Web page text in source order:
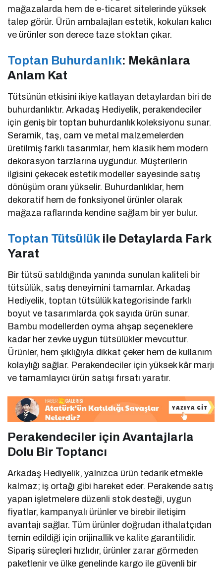
mağazalarda hem de e-ticaret sitelerinde yüksek
talep görür. Ürün ambalajları estetik, kokuları kalıcı
ve ürünler son derece taze stoktan çıkar.
Toptan Buhurdanlık: Mekânlara
Anlam Kat
Tütsünün etkisini ikiye katlayan detaylardan biri de
buhurdanlıktır. Arkadaş Hediyelik, perakendeciler
için geniş bir toptan buhurdanlık koleksiyonu sunar.
Seramik, taş, cam ve metal malzemelerden
üretilmiş farklı tasarımlar, hem klasik hem modern
dekorasyon tarzlarına uygundur. Müşterilerin
ilgisini çekecek estetik modeller sayesinde satış
dönüşüm oranı yükselir. Buhurdanlıklar, hem
dekoratif hem de fonksiyonel ürünler olarak
mağaza raflarında kendine sağlam bir yer bulur.
Toptan Tütsülükile Detaylarda Fark
Yarat
Bir tütsü satıldığında yanında sunulan kaliteli bir
tütsülük, satış deneyimini tamamlar. Arkadaş
Hediyelik, toptan tütsülük kategorisinde farklı
boyut ve tasarımlarda çok sayıda ürün sunar.
Bambu modellerden oyma ahşap seçeneklere
kadar her zevke uygun tütsülükler mevcuttur.
Ürünler, hem şıklığıyla dikkat çeker hem de kullanım
kolaylığı sağlar. Perakendeciler için yüksek kâr marjı
ve tamamlayıcı ürün satışı fırsatı yaratır.
Perakendeciler için Avantajlarla
Dolu Bir Toptancı
Arkadaş Hediyelik, yalnızca ürün tedarik etmekle
kalmaz; iş ortağı gibi hareket eder. Perakende satış
yapan işletmelere düzenli stok desteği, uygun
fiyatlar, kampanyalı ürünler ve birebir iletişim
avantajı sağlar. Tüm ürünler doğrudan ithalatçıdan
temin edildiği için orijinallik ve kalite garantilidir.
Sipariş süreçleri hızlıdır, ürünler zarar görmeden
paketlenir ve ülke genelinde kargo ile güvenli bir